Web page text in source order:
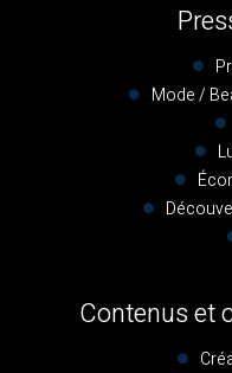
Mode /
Contenus et